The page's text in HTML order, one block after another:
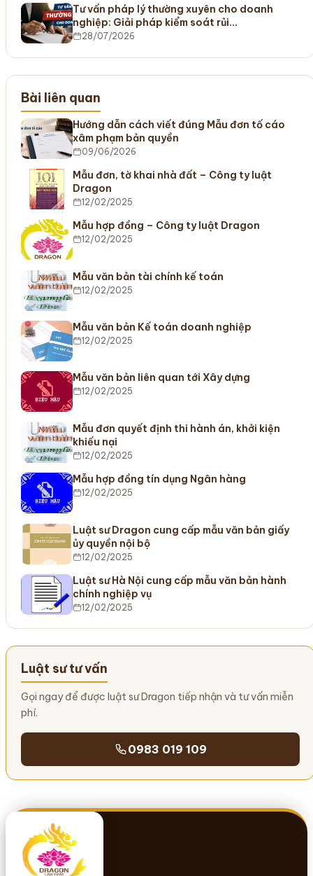
Tư vấn pháp lý thường xuyên cho doanh
nghiệp: Giải pháp kiểm soát rủi…
28/07/2026
Bài liên quan
Hướng dẫn cách viết đúng Mẫu đơn tố cáo
xâm phạm bản quyền
09/06/2026
Mẫu đơn, tờ khai nhà đất – Công ty luật
Dragon
12/02/2025
Mẫu hợp đồng – Công ty luật Dragon
12/02/2025
Mẫu văn bản tài chính kế toán
12/02/2025
Mẫu văn bản Kế toán doanh nghiệp
12/02/2025
Mẫu văn bản liên quan tới Xây dựng
12/02/2025
Mẫu đơn quyết định thi hành án, khởi kiện
khiếu nại
12/02/2025
Mẫu hợp đồng tín dụng Ngân hàng
12/02/2025
Luật sư Dragon cung cấp mẫu văn bản giấy
ủy quyền nội bộ
12/02/2025
Luật sư Hà Nội cung cấp mẫu văn bản hành
chính nghiệp vụ
12/02/2025
Luật sư tư vấn
Gọi ngay để được luật sư Dragon tiếp nhận và tư vấn miễn
phí.
0983 019 109